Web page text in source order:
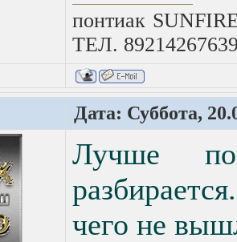
понтиак
ТЕЛ.
Дата: Суббота,
Лучше
чего не